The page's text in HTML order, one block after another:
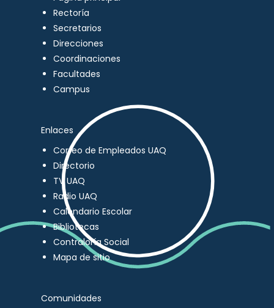
Rectoría
Secretarios
Direcciones
Coordinaciones
Facultades
Campus
Enlaces
Correo de Empleados UAQ
Directorio
TV UAQ
Radio UAQ
Calendario Escolar
Bibliotecas
Contraloría Social
Mapa de sitio
Comunidades